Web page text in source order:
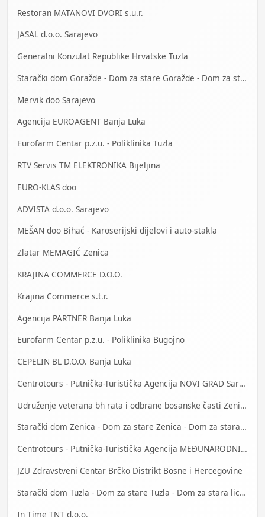
Restoran MATANOVI DVORI s.u.r.
JASAL d.o.o. Sarajevo
Generalni Konzulat Republike Hrvatske Tuzla
Starački dom Goražde - Dom za stare Goražde - Dom za stara lica Goražde
Mervik doo Sarajevo
Agencija EUROAGENT Banja Luka
Eurofarm Centar p.z.u. - Poliklinika Tuzla
RTV Servis TM ELEKTRONIKA Bijeljina
EURO-KLAS doo
ADVISTA d.o.o. Sarajevo
MEŠAN doo Bihać - Karoserijski dijelovi i auto-stakla
Zlatar MEMAGIĆ Zenica
KRAJINA COMMERCE D.O.O.
Krajina Commerce s.t.r.
Agencija PARTNER Banja Luka
Eurofarm Centar p.z.u. - Poliklinika Bugojno
CEPELIN BL D.O.O. Banja Luka
Centrotours - Putnička-Turistička Agencija NOVI GRAD Sarajevo
Udruženje veterana bh rata i odbrane bosanske časti Zenica
Starački dom Zenica - Dom za stare Zenica - Dom za stara lica Zenica
Centrotours - Putnička-Turistička Agencija MEĐUNARODNI AERODROM Sarajevo
JZU Zdravstveni Centar Brčko Distrikt Bosne i Hercegovine
Starački dom Tuzla - Dom za stare Tuzla - Dom za stara lica Tuzla
In Time TNT d.o.o.